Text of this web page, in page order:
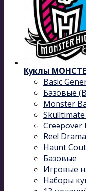
Куклы
Basic
Базовые
Monster
Skulltimate
Creepover
Reel
Haunt
Базовые
Игровые
Наборы